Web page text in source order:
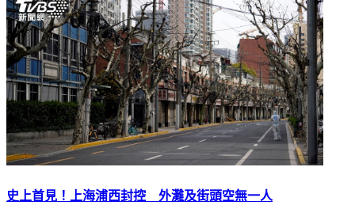
史上首見！上海浦西封控 外灘及街頭空無一人